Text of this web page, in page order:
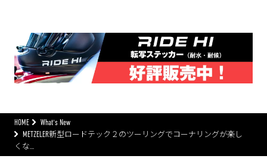
HOME
What's New
METZELER新型ロードテック２のツーリングでコーナリングが楽し
くな…